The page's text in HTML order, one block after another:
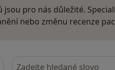
jsou pro nás důležité.
nebo změnu recenze
Hledejte v názorech